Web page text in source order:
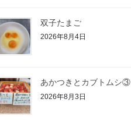
双子たまご
2026年8月4日
あかつきとカブトムシ③
2026年8月3日